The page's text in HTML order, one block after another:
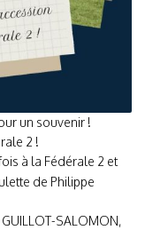
un souvenir !
2 !
à la Fédérale 2 et
de Philippe
SALOMON,